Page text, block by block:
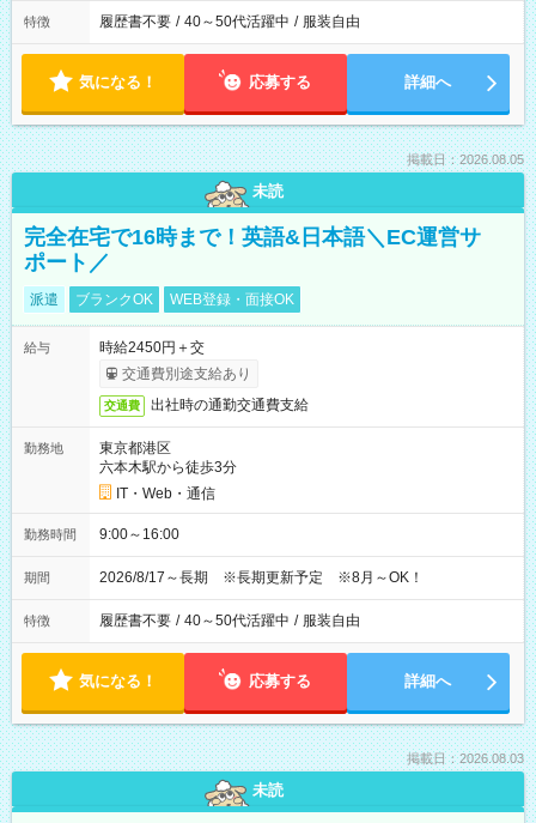
特徴 履歴書不要 / 40～50代活躍中 / 服装自由
気になる！ 応募する 詳細へ
掲載日：2026.08.05
未読
完全在宅で16時まで！英語&日本語＼EC運営サ
ポート／
派遣 ブランクOK WEB登録・面接OK
給与
時給2450円＋交
交通費別途支給あり
交通費 出社時の通勤交通費支給
勤務地
東京都港区
六本木駅から徒歩3分
IT・Web・通信
勤務時間 9:00～16:00
期間 2026/8/17～長期 ※長期更新予定 ※8月～OK！
特徴 履歴書不要 / 40～50代活躍中 / 服装自由
気になる！ 応募する 詳細へ
掲載日：2026.08.03
未読